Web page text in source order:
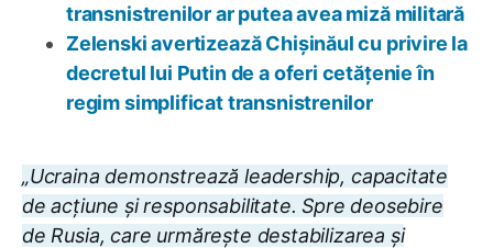
transnistrenilor ar putea avea miză militară
Zelenski avertizează Chișinăul cu privire la
decretul lui Putin de a oferi cetățenie în
regim simplificat transnistrenilor
„Ucraina demonstrează leadership, capacitate
de acțiune și responsabilitate. Spre deosebire
de Rusia, care urmărește destabilizarea și